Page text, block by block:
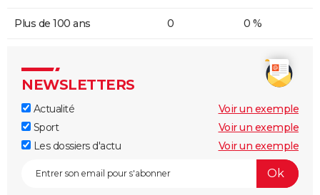
Plus de 100 ans 0 0 %
NEWSLETTERS
Actualité
Voir un exemple
Sport
Voir un exemple
Les dossiers d'actu
Voir un exemple